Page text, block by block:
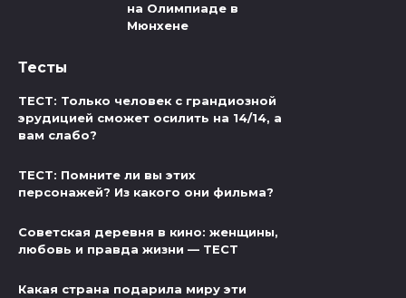
на Олимпиаде в
Мюнхене
Тесты
ТЕСТ: Только человек с грандиозной
эрудицией сможет осилить на 14/14, а
вам слабо?
ТЕСТ: Помните ли вы этих
персонажей? Из какого они фильма?
Советская деревня в кино: женщины,
любовь и правда жизни — ТЕСТ
Какая страна подарила миру эти